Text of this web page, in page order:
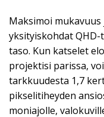
Maksimoi
yksityiskohdat
taso. Kun katselet
projektisi parissa,
tarkkuudesta 1,7
pikselitiheyden
moniajolle,